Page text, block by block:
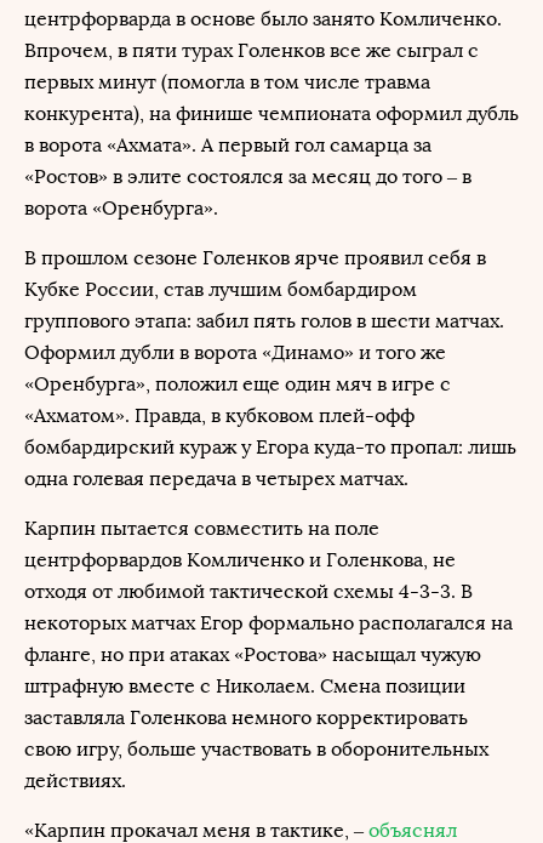
центрфорварда в основе было занято Комличенко.
Впрочем, в пяти турах Голенков все же сыграл с
первых минут (помогла в том числе травма
конкурента), на финише чемпионата оформил дубль
в ворота «Ахмата». А первый гол самарца за
«Ростов» в элите состоялся за месяц до того – в
ворота «Оренбурга».
В прошлом сезоне Голенков ярче проявил себя в
Кубке России, став лучшим бомбардиром
группового этапа: забил пять голов в шести матчах.
Оформил дубли в ворота «Динамо» и того же
«Оренбурга», положил еще один мяч в игре с
«Ахматом». Правда, в кубковом плей-офф
бомбардирский кураж у Егора куда-то пропал: лишь
одна голевая передача в четырех матчах.
Карпин пытается совместить на поле
центрфорвардов Комличенко и Голенкова, не
отходя от любимой тактической схемы 4-3-3. В
некоторых матчах Егор формально располагался на
фланге, но при атаках «Ростова» насыщал чужую
штрафную вместе с Николаем. Смена позиции
заставляла Голенкова немного корректировать
свою игру, больше участвовать в оборонительных
действиях.
«Карпин прокачал меня в тактике, – объяснял